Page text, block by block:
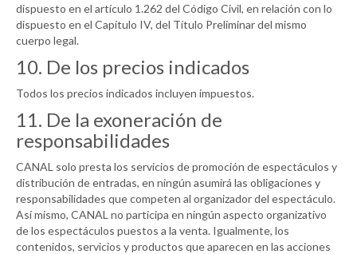
dispuesto en el artículo 1.262 del Código Civil, en relación con lo
dispuesto en el Capítulo IV, del Título Preliminar del mismo
cuerpo legal.
10. De los precios indicados
Todos los precios indicados incluyen impuestos.
11. De la exoneración de
responsabilidades
CANAL solo presta los servicios de promoción de espectáculos y
distribución de entradas, en ningún asumirá las obligaciones y
responsabilidades que competen al organizador del espectáculo.
Así mismo, CANAL no participa en ningún aspecto organizativo
de los espectáculos puestos a la venta. Igualmente, los
contenidos, servicios y productos que aparecen en las acciones